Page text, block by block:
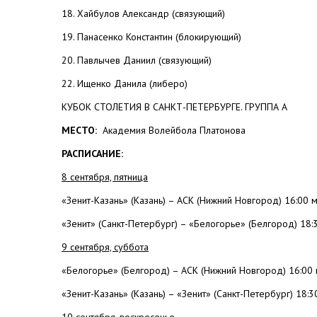
18. Хайбулов Александр (связующий)
19. Панасенко Константин (блокирующий)
20. Павлычев Даниил (связующий)
22. Ищенко Данила (либеро)
КУБОК СТОЛЕТИЯ В САНКТ-ПЕТЕРБУРГЕ. ГРУППА А
МЕСТО: Академия Волейбола Платонова
РАСПИСАНИЕ:
8 сентября, пятница
«Зенит-Казань» (Казань) – АСК (Нижний Новгород) 16:00
«Зенит» (Санкт-Петербург) – «Белогорье» (Белгород)
9 сентября, суббота
«Белогорье» (Белгород) – АСК (Нижний Новгород) 16:00
«Зенит-Казань» (Казань) – «Зенит» (Санкт-Петербург)